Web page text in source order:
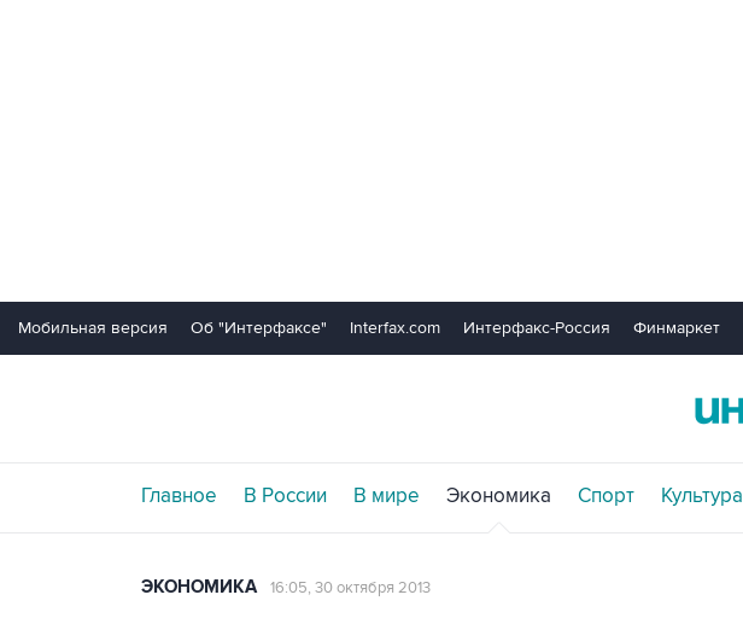
Мобильная версия Об "Интерфаксе" Interfax.com Интерфакс-Россия Финмаркет
Главное В России В мире Экономика Спорт Культура
ЭКОНОМИКА 16:05, 30 октября 2013